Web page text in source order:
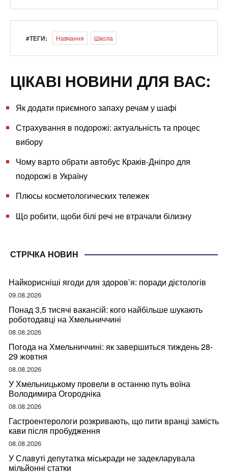
#ТЕГИ: Навчання Школа
ЦІКАВІ НОВИНИ ДЛЯ ВАС:
Як додати приємного запаху речам у шафі
Страхування в подорожі: актуальність та процес
вибору
Чому варто обрати автобус Краків-Дніпро для
подорожі в Україну
Плюсы косметологических тележек
Що робити, щоби білі речі не втрачали білизну
СТРІЧКА НОВИН
Найкорисніші ягоди для здоров’я: поради дієтологів
09.08.2026
Понад 3,5 тисячі вакансій: кого найбільше шукають
роботодавці на Хмельниччині
08.08.2026
Погода на Хмельниччині: як завершиться тиждень 28-
29 жовтня
08.08.2026
У Хмельницькому провели в останню путь воїна
Володимира Огородніка
08.08.2026
Гастроентерологи розкривають, що пити вранці замість
кави після пробудження
08.08.2026
У Славуті депутатка міськради не задекларувала
мільйонні статки